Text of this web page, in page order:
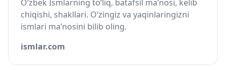
O‘zbek Ismlarning to‘liq, batafsil ma’nosi, kelib
chiqishi, shakllari. O‘zingiz va yaqinlaringizni
ismlari ma’nosini bilib oling.
ismlar.com